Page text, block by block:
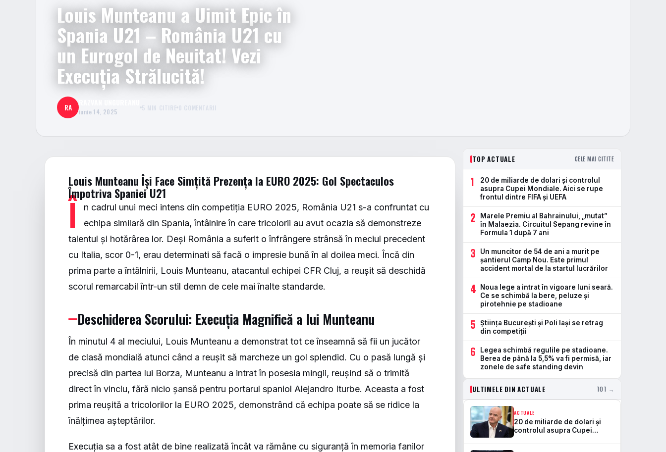
Louis Munteanu a Uimit Epic în
Spania U21 – România U21 cu
un Eurogol de Neuitat! Vezi
Execuția Strălucită!
RA iunie 14, 2025 5 MIN CITIRE 0 COMENTARII
Louis Munteanu Își Face Simțită Prezența la EURO 2025: Gol Spectaculos
Împotriva Spaniei U21
Î
n cadrul unui meci intens din competiția EURO 2025, România U21 s-a confruntat cu
echipa similară din Spania, întâlnire în care tricolorii au avut ocazia să demonstreze
talentul și hotărârea lor. Deși România a suferit o înfrângere strânsă în meciul precedent
cu Italia, scor 0-1, erau determinati să facă o impresie bună în al doilea meci. Încă din
prima parte a întâlnirii, Louis Munteanu, atacantul echipei CFR Cluj, a reușit să deschidă
scorul remarcabil într-un stil demn de cele mai înalte standarde.
Deschiderea Scorului: Execuția Magnifică a lui Munteanu
În minutul 4 al meciului, Louis Munteanu a demonstrat tot ce înseamnă să fii un jucător
de clasă mondială atunci când a reușit să marcheze un gol splendid. Cu o pasă lungă și
precisă din partea lui Borza, Munteanu a intrat în posesia mingii, reușind să o trimită
direct în vinclu, fără nicio șansă pentru portarul spaniol Alejandro Iturbe. Aceasta a fost
prima reușită a tricolorilor la EURO 2025, demonstrând că echipa poate să se ridice la
înălțimea așteptărilor.
Execuția sa a fost atât de bine realizată încât va rămâne cu siguranță în memoria fanilor
TOP ACTUALE CELE MAI CITITE
1
20 de miliarde de dolari și controlul
asupra Cupei Mondiale. Aici se rupe
frontul dintre FIFA și UEFA
2
Marele Premiu al Bahrainului, „mutat”
în Malaezia. Circuitul Sepang revine în
Formula 1 după 7 ani
3
Un muncitor de 54 de ani a murit pe
șantierul Camp Nou. Este primul
accident mortal de la startul lucrărilor
4
Noua lege a intrat în vigoare luni seară.
Ce se schimbă la bere, peluze și
pirotehnie pe stadioane
5
Știința București și Poli Iași se retrag
din competiții
6
Legea schimbă regulile pe stadioane.
Berea de până la 5,5% va fi permisă, iar
zonele de safe standing devin
ULTIMELE DIN ACTUALE TOT →
ACTUALE
20 de miliarde de dolari și
controlul asupra Cupei
frontul dintre FIFA și UEFA